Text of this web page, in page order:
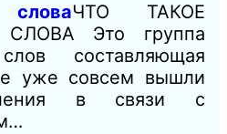
словаЧТО ТАКОЕ
Это группа
составляющая
уже совсем вышли
в связи с